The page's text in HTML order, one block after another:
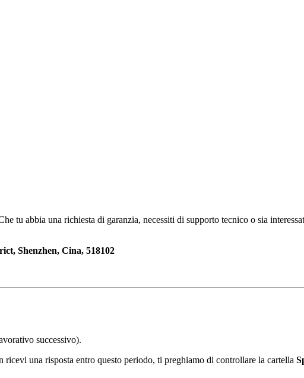
tu abbia una richiesta di garanzia, necessiti di supporto tecnico o sia
Shenzhen, Cina, 518102
successivo).
ricevi una risposta entro questo periodo, ti preghiamo di controllare la cartella